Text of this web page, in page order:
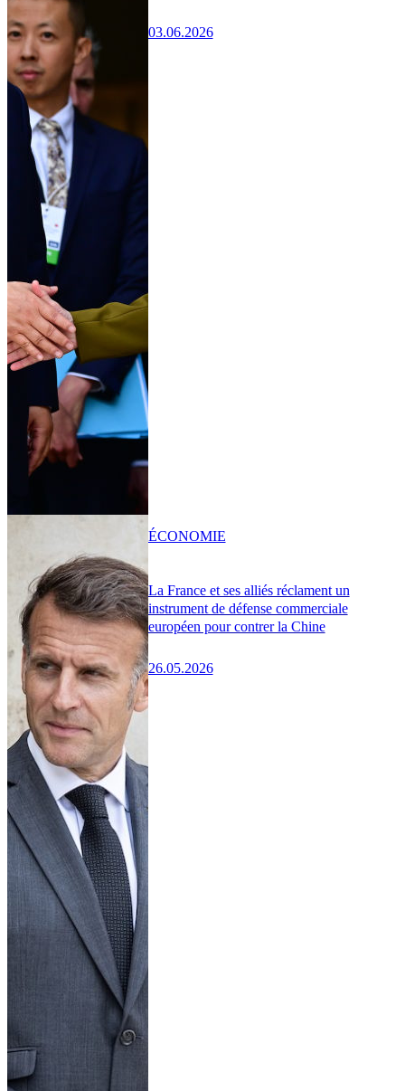
03.06.2026
La France et ses alliés réclament un
instrument de défense commerciale
européen pour contrer la Chine
26.05.2026
ÉCONOMIE